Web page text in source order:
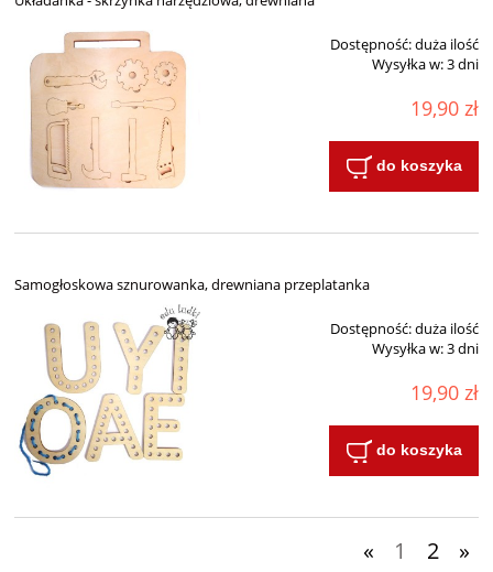
Dostępność:duża ilość
Wysyłka w:3 dni
19,90 zł
do koszyka
Samogłoskowa sznurowanka, drewniana przeplatanka
Dostępność:duża ilość
Wysyłka w:3 dni
19,90 zł
do koszyka
« 1 2 »